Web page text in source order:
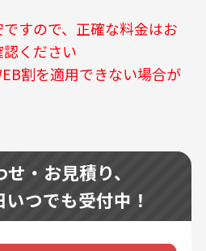
すので、正確な料金はお
ください
割を適用できない場合が
・お見積り、
つでも受付中！